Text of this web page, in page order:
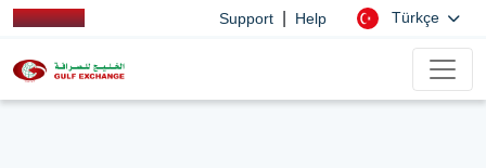
Support Help Türkçe